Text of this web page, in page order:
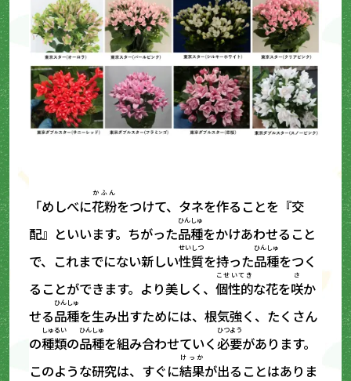
「めしべに花粉
かふん
をつけて、タネを作ることを『交
配』といいます。ちがった品種
ひんしゅ
をかけあわせること
で、これまでにない新しい性質
せいしつ
を持った品種
ひんしゅ
をつく
ることができます。より美しく、個性的
こせいてき
な花を咲
さ
か
せる品種
ひんしゅ
を生み出すためには、根気強く、たくさん
の種類
しゅるい
の品種
ひんしゅ
を組み合わせていく必要
ひつよう
があります。
このような研究は、すぐに結果
けっか
が出ることはありま